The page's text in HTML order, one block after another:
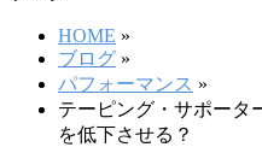
HOME »
ブログ »
パフォーマンス »
テーピング・サポータ
を低下させる？